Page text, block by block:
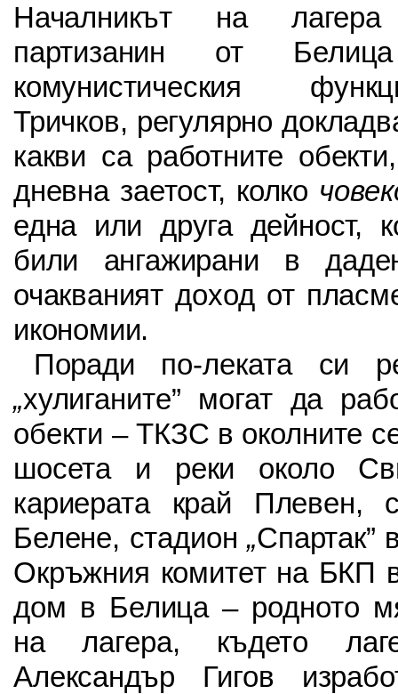
Началникът на
партизанин от
комунистическия
Тричков, регулярно
какви са работните
дневна заетост, колко
една или друга дейност,
били ангажирани в
очакваният доход от
икономии.
Поради по-леката си
„хулиганите” могат да
обекти – ТКЗС в околните
шосета и реки около
кариерата край
Белене, стадион„Спартак”
Окръжния комитет на БКП
дом в Белица – родното
на лагера, където
Александър Гигов